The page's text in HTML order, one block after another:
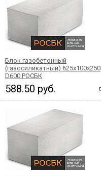
Блок газобетонный
(газосиликатный) 625x100x250
D600 РОСБК
588.50 руб.